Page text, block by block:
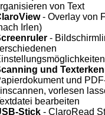
von Text
- Overlay von
Irlen)
-
und
und
vorlesen
bearbeiten
Stick - ClaroRead